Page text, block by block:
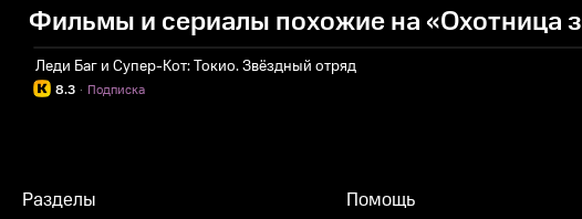
Фильмы и сериалы похожие на «Охотница
Леди Баг и Супер-Кот: Токио. Звёздный отряд
8.3 Подписка
·
Разделы Помощь